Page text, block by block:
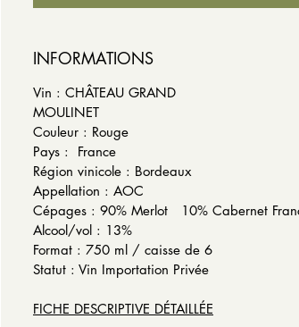
INFORMATIONS
Vin : CHÂTEAU GRAND
MOULINET
Couleur : Rouge
Pays : France
Région vinicole : Bordeaux
Appellation : AOC
Cépages : 90% Merlot 10% Cabernet
Alcool/vol : 13%
Format : 750 ml / caisse de 6
Statut : Vin Importation Privée
FICHE DESCRIPTIVE DÉTAILLÉE